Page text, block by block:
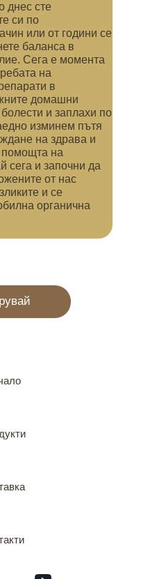
днес сте
си по
или от години се
баланса в
Сега е момента
на
в
домашни
и заплахи по
изминем пътя
на здрава и
помощта на
сега и започни да
от нас
и се
органична